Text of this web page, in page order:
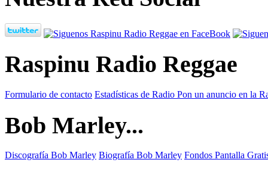
Raspinu Radio Reggae
Formulario de contacto Estadísticas de Radio Pon un anuncio en la
Bob Marley...
Discografía Bob Marley Biografía Bob Marley Fondos Pantalla